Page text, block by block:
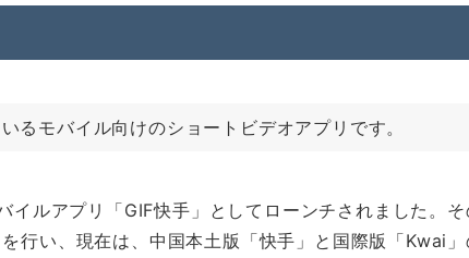
るモバイル向けのショートビデオアプリです。
ルアプリ「GIF快手」としてローンチされました。そ
行い、現在は、中国本土版「快手」と国際版「Kwai